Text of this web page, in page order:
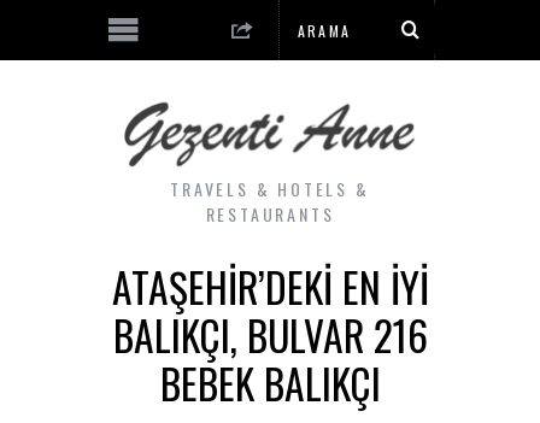
TRAVELS & HOTELS &
RESTAURANTS
ATAŞEHIR’DEKI EN İYI
BALIKÇI, BULVAR 216
BEBEK BALIKÇI